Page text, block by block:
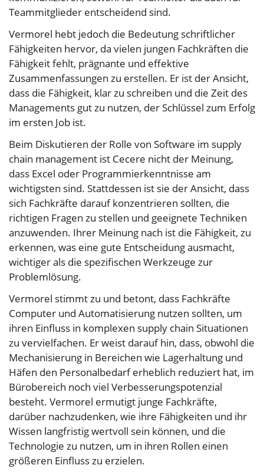
Teammitglieder entscheidend sind.
Vermorel hebt jedoch die Bedeutung schriftlicher
Fähigkeiten hervor, da vielen jungen Fachkräften die
Fähigkeit fehlt, prägnante und effektive
Zusammenfassungen zu erstellen. Er ist der Ansicht,
dass die Fähigkeit, klar zu schreiben und die Zeit des
Managements gut zu nutzen, der Schlüssel zum Erfolg
im ersten Job ist.
Beim Diskutieren der Rolle von Software im supply
chain management ist Cecere nicht der Meinung,
dass Excel oder Programmierkenntnisse am
wichtigsten sind. Stattdessen ist sie der Ansicht, dass
sich Fachkräfte darauf konzentrieren sollten, die
richtigen Fragen zu stellen und geeignete Techniken
anzuwenden. Ihrer Meinung nach ist die Fähigkeit, zu
erkennen, was eine gute Entscheidung ausmacht,
wichtiger als die spezifischen Werkzeuge zur
Problemlösung.
Vermorel stimmt zu und betont, dass Fachkräfte
Computer und Automatisierung nutzen sollten, um
ihren Einfluss in komplexen supply chain Situationen
zu vervielfachen. Er weist darauf hin, dass, obwohl die
Mechanisierung in Bereichen wie Lagerhaltung und
Häfen den Personalbedarf erheblich reduziert hat, im
Bürobereich noch viel Verbesserungspotenzial
besteht. Vermorel ermutigt junge Fachkräfte,
darüber nachzudenken, wie ihre Fähigkeiten und ihr
Wissen langfristig wertvoll sein können, und die
Technologie zu nutzen, um in ihren Rollen einen
größeren Einfluss zu erzielen.